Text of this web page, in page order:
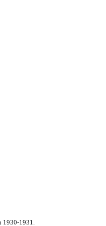
1931.